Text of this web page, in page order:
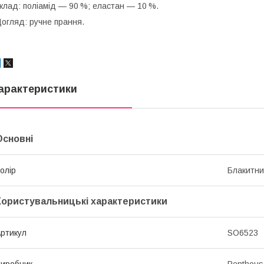
поліамід — 90 %; еластан — 10 %.
ручне прання.
характеристики
SO6523